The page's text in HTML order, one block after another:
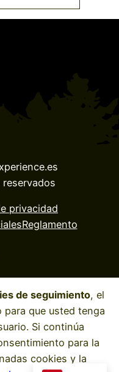
privacidad
Reglamento
de seguimiento, el
que usted tenga
Si continúa
para la
cookies y la